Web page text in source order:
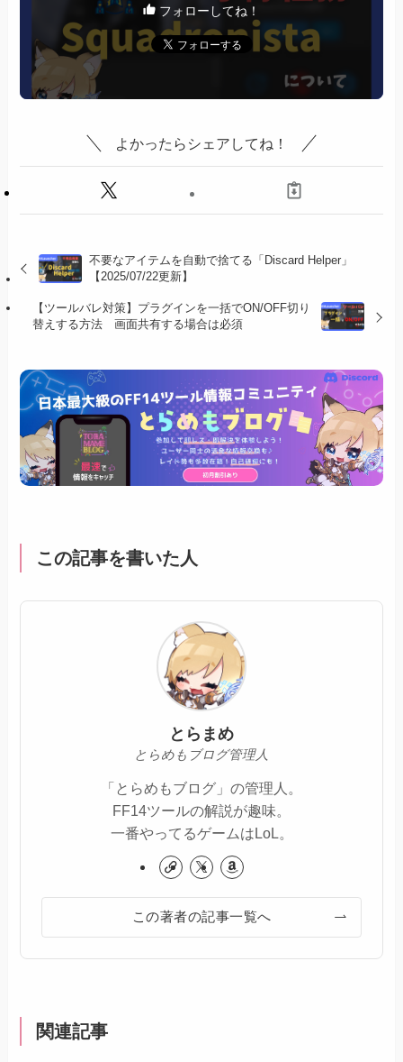
フォローしてね！
よかったらシェアしてね！
不要なアイテムを自動で捨てる「Discard Helper」
【2025/07/22更新】
【ツールバレ対策】プラグインを一括でON/OFF切り
替えする方法 画面共有する場合は必須
この記事を書いた人
とらまめ
とらめもブログ管理人
「とらめもブログ」の管理人。
FF14ツールの解説が趣味。
一番やってるゲームはLoL。
この著者の記事一覧へ
関連記事